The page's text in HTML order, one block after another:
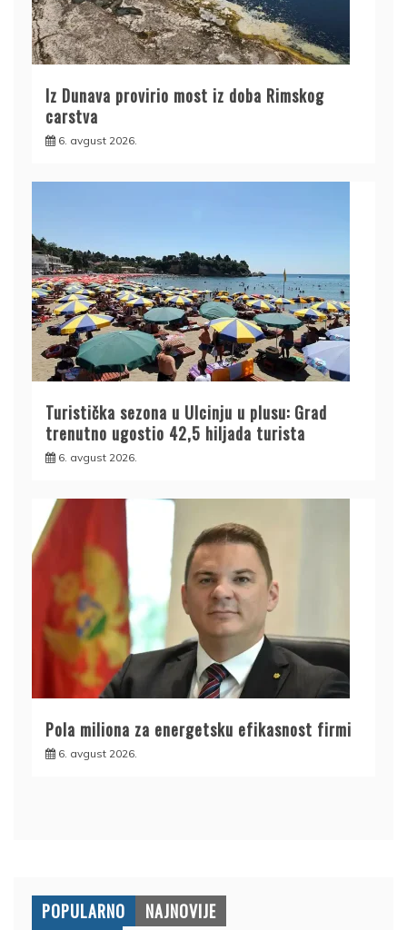
Iz Dunava provirio most iz doba Rimskog
carstva
6. avgust 2026.
Turistička sezona u Ulcinju u plusu: Grad
trenutno ugostio 42,5 hiljada turista
6. avgust 2026.
Pola miliona za energetsku efikasnost firmi
6. avgust 2026.
POPULARNO NAJNOVIJE